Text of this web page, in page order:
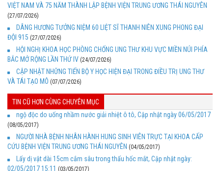
VIỆT NAM VÀ 75 NĂM THÀNH LẬP BỆNH VIỆN TRUNG ƯƠNG THÁI NGUYÊN
(27/07/2026)
DÂNG HƯƠNG TƯỞNG NIỆM 60 LIỆT SĨ THANH NIÊN XUNG PHONG ĐẠI
ĐỘI 915 (27/07/2026)
HỘI NGHỊ KHOA HỌC PHÒNG CHỐNG UNG THƯ KHU VỰC MIỀN NÚI PHÍA
BẮC MỞ RỘNG LẦN THỨ IV (24/07/2026)
CẬP NHẬT NHỮNG TIẾN BỘ Y HỌC HIỆN ĐẠI TRONG ĐIỀU TRỊ UNG THƯ
VÀ TÁI TẠO MÔ (07/07/2026)
TIN CŨ HƠN CÙNG CHUYÊN MỤC
ngộ độc do uống nhầm nước giải nhiệt ô tô, Cập nhật ngày 06/05/2017
(08/05/2017)
NGƯỜI NHÀ BỆNH NHÂN HÀNH HUNG SINH VIÊN TRỰC TẠI KHOA CẤP
CỨU BỆNH VIỆN TRUNG ƯƠNG THÁI NGUYÊN (04/05/2017)
Lấy dị vật dài 15cm cắm sâu trong thấu hốc mắt, Cập nhật ngày:
02/05/2017 15:11 (03/05/2017)